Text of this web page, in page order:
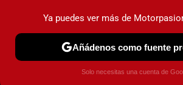
MENÚ
COCHES ELÉCTRICOS
Ya puedes ver más de
Añádenos como fuente
Solo necesitas una cuenta de